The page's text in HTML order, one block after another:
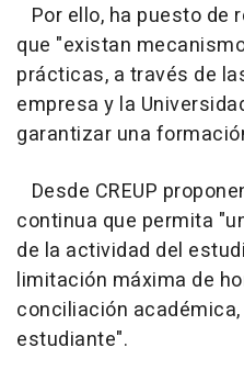
Por ello, ha puesto de
que "existan
prácticas, a través de
empresa y la
garantizar una
Desde CREUP
continua que permita
de la actividad del
limitación máxima de
conciliación
estudiante".